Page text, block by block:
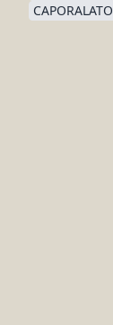
CAPORALATO